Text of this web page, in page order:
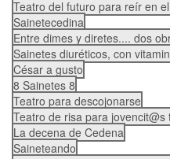
Teatro del futuro para reír en
Sainetecedina
Entre dimes y diretes.... dos
Sainetes diuréticos, con
César a gusto
8 Sainetes 8
Teatro para descojonarse
Teatro de risa para jovencit@s
La decena de Cedena
Saineteando